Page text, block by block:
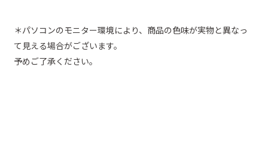
＊パソコンのモニター環境により、商品の色味が実物と異なっ
て見える場合がございます。
予めご了承ください。